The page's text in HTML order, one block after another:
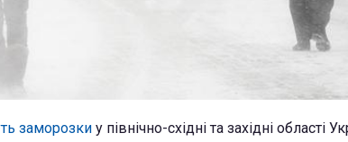
заморозки у північно-східні та західні області